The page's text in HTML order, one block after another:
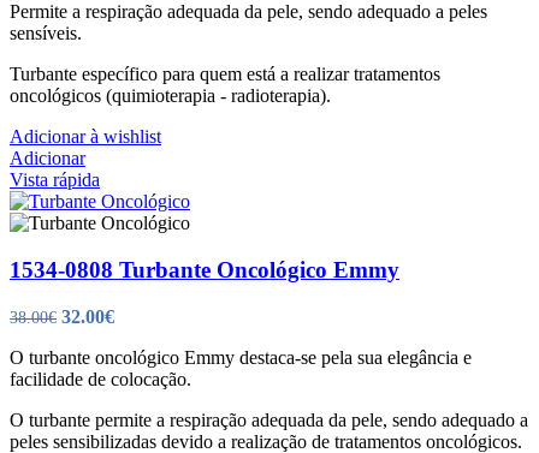
Permite a respiração adequada da pele, sendo adequado a peles
sensíveis.
Turbante específico para quem está a realizar tratamentos
oncológicos (quimioterapia - radioterapia).
Adicionar à wishlist
Adicionar
Vista rápida
1534-0808 Turbante Oncológico Emmy
38.00€ O
original
era:
32.00€O
atual
é:
O turbante oncológico Emmy destaca-se pela sua elegância e
facilidade de colocação.
O turbante permite a respiração adequada da pele, sendo adequado a
peles sensibilizadas devido a realização de tratamentos oncológicos.